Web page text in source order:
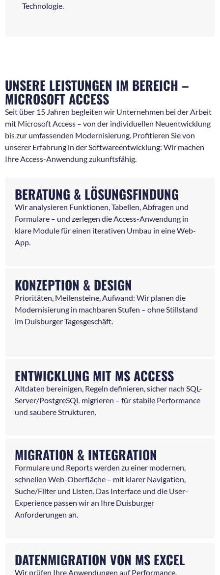
Technologie.
UNSERE LEISTUNGEN IM BEREICH –
MICROSOFT ACCESS
Seit über 15 Jahren begleiten wir Unternehmen bei der Arbeit
mit Microsoft Access – von der individuellen Neuentwicklung
bis zur umfassenden Modernisierung. Profitieren Sie von
unserer Erfahrung in der Softwareentwicklung: Wir machen
Ihre Access-Anwendung zukunftsfähig.
BERATUNG & LÖSUNGSFINDUNG
Wir analysieren Funktionen, Tabellen, Abfragen und
Formulare – und zerlegen die Access-Anwendung in
klare Module für einen iterativen Umbau in eine Web-
App.
KONZEPTION & DESIGN
Prioritäten, Meilensteine, Aufwand: Wir planen die
Modernisierung in machbaren Stufen – ohne Stillstand
im Duisburger Tagesgeschäft.
ENTWICKLUNG MIT MS ACCESS
Altdaten bereinigen, Regeln definieren, sicher nach SQL-
Server/PostgreSQL migrieren – für stabile Performance
und saubere Strukturen.
MIGRATION & INTEGRATION
Formulare und Reports werden zu einer modernen,
schnellen Web-Oberfläche – mit klarer Navigation,
Suche/Filter und Listen. Das Interface und die User-
Experience passen wir an Ihre Duisburger
Anforderungen an.
DATENMIGRATION VON MS EXCEL
Wir prüfen Ihre Anwendungen auf Performance,